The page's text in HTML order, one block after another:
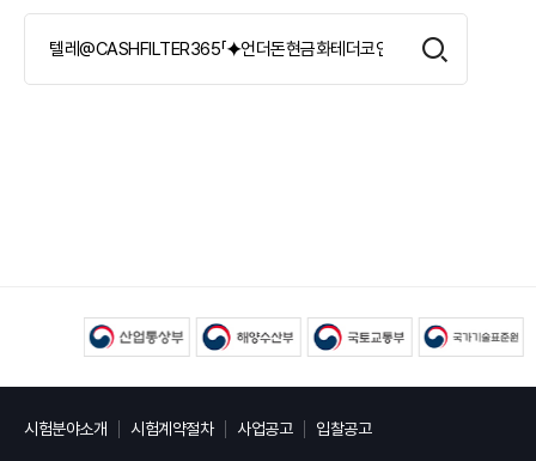
시험분야소개 시험계약절차 사업공고 입찰공고